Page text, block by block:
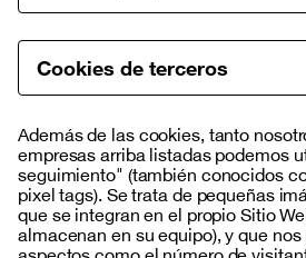
: Cookies técnicas
Origen : Xfera Móviles, S.A.U.
Información: Dirección IP
Finalidad: Almacenar idioma
sesión y registrar la aceptación de
cookies.
Duración: Permanente
Caducidad : Hasta 1 año
Transferencia fuera de la UE: No
Cookies de terceros
Own
and
third
obuid
Además de las cookies, tanto
empresas arriba listadas podemos
seguimiento" (también conocidos
pixel tags). Se trata de pequeñas
que se integran en el propio Sitio
almacenan en su equipo), y que